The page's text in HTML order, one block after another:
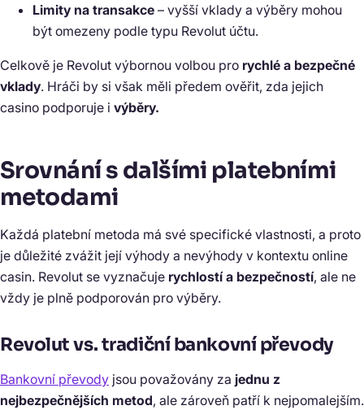
Limity na transakce – vyšší vklady a výběry mohou
být omezeny podle typu Revolut účtu.
Celkově je Revolut výbornou volbou pro rychlé a bezpečné
vklady. Hráči by si však měli předem ověřit, zda jejich
casino podporuje i výběry.
Srovnání s dalšími platebními
metodami
Každá platební metoda má své specifické vlastnosti, a proto
je důležité zvážit její výhody a nevýhody v kontextu online
casin. Revolut se vyznačuje rychlostí a bezpečností, ale ne
vždy je plně podporován pro výběry.
Revolut vs. tradiční bankovní převody
Bankovní převody jsou považovány za jednu z
nejbezpečnějších metod, ale zároveň patří k nejpomalejším.